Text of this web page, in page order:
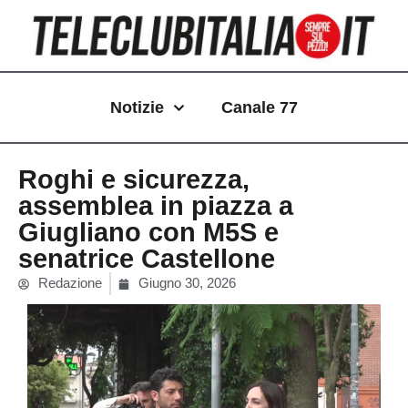
contenuto
Notizie Canale 77
Roghi e sicurezza,
assemblea in piazza a
Giugliano con M5S e
senatrice Castellone
Redazione Giugno 30, 2026